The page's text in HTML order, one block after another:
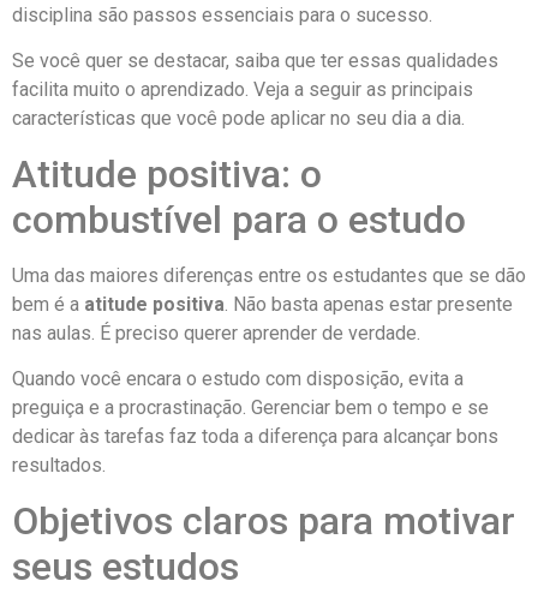
disciplina são passos essenciais para o sucesso.
Se você quer se destacar, saiba que ter essas qualidades
facilita muito o aprendizado. Veja a seguir as principais
características que você pode aplicar no seu dia a dia.
Atitude positiva: o
combustível para o estudo
Uma das maiores diferenças entre os estudantes que se dão
bem é a atitude positiva . Não basta apenas estar presente
nas aulas. É preciso querer aprender de verdade.
Quando você encara o estudo com disposição, evita a
preguiça e a procrastinação. Gerenciar bem o tempo e se
dedicar às tarefas faz toda a diferença para alcançar bons
resultados.
Objetivos claros para motivar
seus estudos